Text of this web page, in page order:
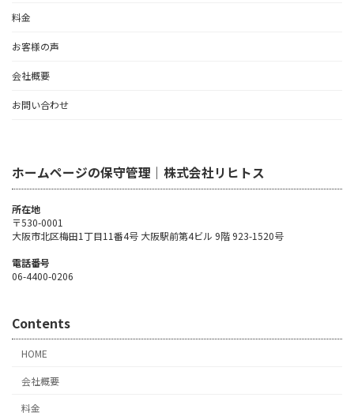
料金
お客様の声
会社概要
お問い合わせ
ホームページの保守管理｜株式会社リヒトス
所在地
〒530-0001
大阪市北区梅田1丁目11番4号 大阪駅前第4ビル 9階 923-1520号
電話番号
06-4400-0206
Contents
HOME
会社概要
料金